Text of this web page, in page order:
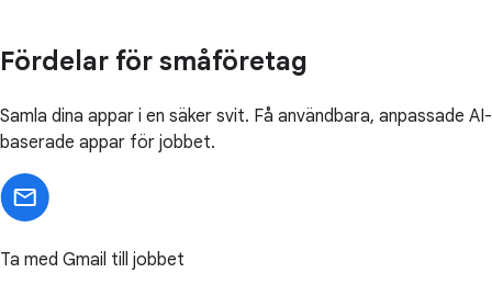
Fördelar för småföretag
Samla dina appar i en säker svit. Få användbara, anpassade AI-
baserade appar för jobbet.
Ta med Gmail till jobbet